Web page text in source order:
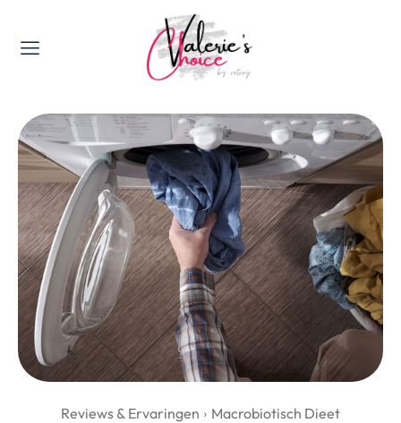
Valerie's Topics
Travel & Culture
Food & Drinks
Happyness & Opmerkelijk
Lifestyle, Sport & Duurzaamheid
Gadgets & Tech
Top 5 van Valerie
Health & Beauty
Huis & Tuin
Nieuws & Media
Over Valerie
Reviews & Ervaringen Macrobiotisch Dieet